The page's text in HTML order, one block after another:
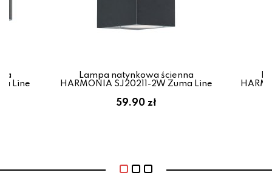
Line
Lampa natynkowa ścienna
HARMONIA SJ20211-2W Zuma Line
59.90 zł